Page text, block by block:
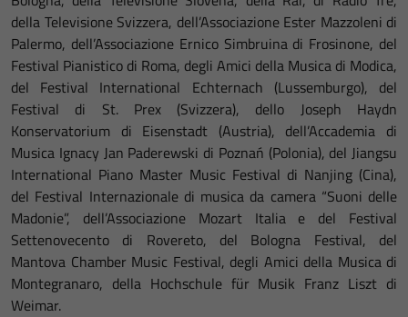
della Televisione Svizzera, dell’Associazione Ester Mazzoleni di
Palermo, dell’Associazione Ernico Simbruina di Frosinone, del
Festival Pianistico di Roma, degli Amici della Musica di Modica,
del Festival International Echternach (Lussemburgo), del
Festival di St. Prex (Svizzera), dello Joseph Haydn
Konservatorium di Eisenstadt (Austria), dell’Accademia di
Musica Ignacy Jan Paderewski di Poznań (Polonia), del Jiangsu
International Piano Master Music Festival di Nanjing (Cina),
del Festival Internazionale di musica da camera “Suoni delle
Madonie”, dell’Associazione Mozart Italia e del Festival
Settenovecento di Rovereto, del Bologna Festival, del
Mantova Chamber Music Festival, degli Amici della Musica di
Montegranaro, della Hochschule für Musik Franz Liszt di
Weimar.